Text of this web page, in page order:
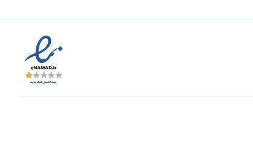
را برای شما فراهم کرده است.